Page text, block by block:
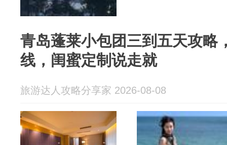
青岛蓬莱小包团三到五天攻略
线，闺蜜定制说走就
旅游达人攻略分享家 2026-08-08